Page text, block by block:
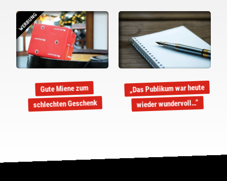
WERBUNG
Gute Miene zum
schlechten Geschenk
„Das Publikum war heute
wieder wundervoll…“